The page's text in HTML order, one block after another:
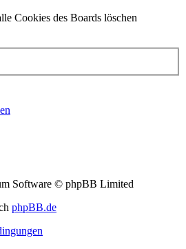
Cookies des Boards löschen
Software © phpBB Limited
phpBB.de